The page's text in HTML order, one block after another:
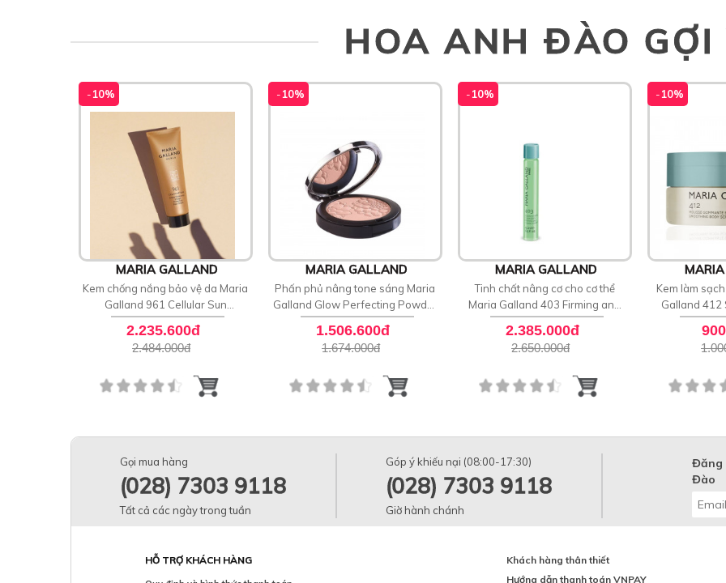
HOA ANH ĐÀO GỢI
-10%
MARIA GALLAND
Kem chống nắng bảo vệ da Maria
Galland 961 Cellular Sun
Protective Face Cream SPF 50
2.235.600đ
2.484.000đ
-10%
MARIA GALLAND
Phấn phủ nâng tone sáng Maria
Galland Glow Perfecting Powder
820
1.506.600đ
1.674.000đ
-10%
MARIA GALLAND
Tinh chất nâng cơ cho cơ thể
Maria Galland 403 Firming and
Toning Essence
2.385.000đ
2.650.000đ
-10%
Kem làm
Galland 412
Gọi mua hàng
(028) 7303 9118
Tất cả các ngày trong tuần
Góp ý khiếu nại (08:00-17:30)
(028) 7303 9118
Giờ hành chánh
Đăng
Đào
HỖ TRỢ KHÁCH HÀNG
Khách hàng thân thiết
Hướng dẫn thanh toán VNPAY